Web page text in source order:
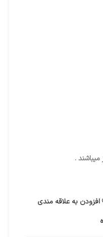
.
افزودن به علاقه مندی